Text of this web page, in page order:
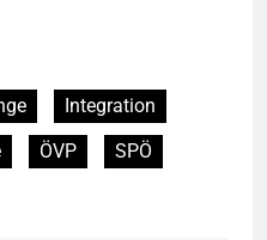
Integration
ÖVP
SPÖ